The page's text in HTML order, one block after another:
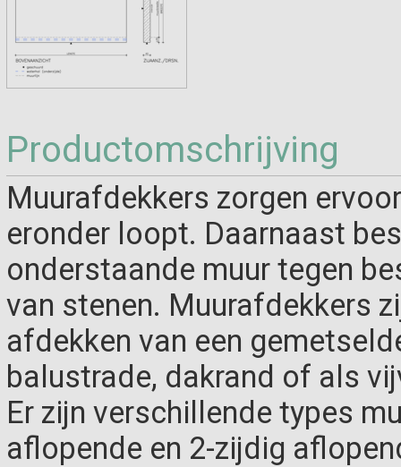
Productomschrijving
Muurafdekkers zorgen
eronder loopt. Daarnaast
onderstaande muur tegen
van stenen. Muurafdekkers
afdekken van een
balustrade, dakrand of als
Er zijn verschillende types
aflopende en 2-zijdig